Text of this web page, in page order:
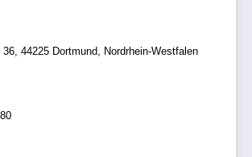
36, 44225 Dortmund, Nordrhein-Westfalen